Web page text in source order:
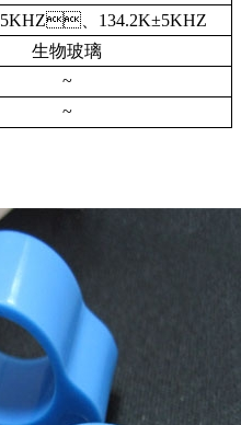
5KHZ、 134.2K±5KHZ
生物玻璃
~
~